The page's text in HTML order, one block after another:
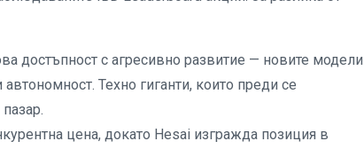
достъпност с агресивно развитие — новите модели
Техно гиганти, които преди се
цена, докато Hesai изгражда позиция в